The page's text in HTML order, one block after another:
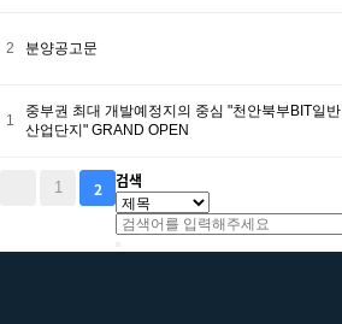
2 분양공고문
1
중부권 최대 개발예정지의 중심 "천안북부BIT일반
산업단지" GRAND OPEN
1 2 검색